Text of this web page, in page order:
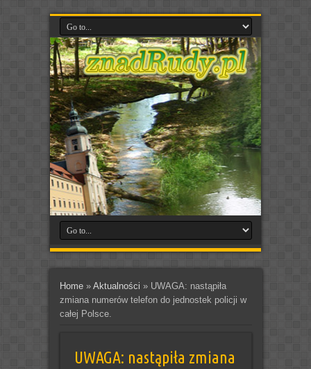
Home» Aktualności » UWAGA: nastąpiła
zmiana numerów telefon do jednostek policji w
całej Polsce.
UWAGA: nastąpiła zmiana